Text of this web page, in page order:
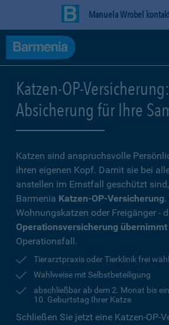
Manuela Wrobel
Katzen-OP-
Absicherung für Ihre
Katzen sind anspruchsvolle
ihren eigenen Kopf. Damit sie bei
anstellen im Ernstfall geschützt
Barmenia Katzen-OP-Versicherung.
Wohnungskatzen oder Freigänger -
Operationsversicherung übernimmt
Operationsfall.
Tierarztpraxis oder Tierklinik frei
Wahlweise mit Selbstbeteiligung
abschließbar ab dem 2. Monat bis
10. Geburtstag Ihrer Katze
Schließen Sie jetzt eine Katzen-OP-